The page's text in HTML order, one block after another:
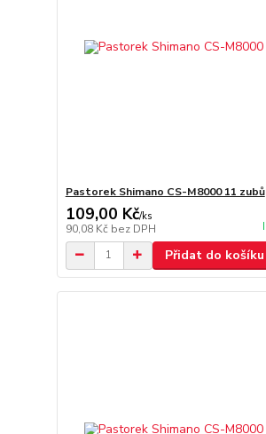
Pastorek Shimano CS-M8000 11 zubů
109,00 Kč/ks
90,08 Kč bez DPH
Přidat do košíku